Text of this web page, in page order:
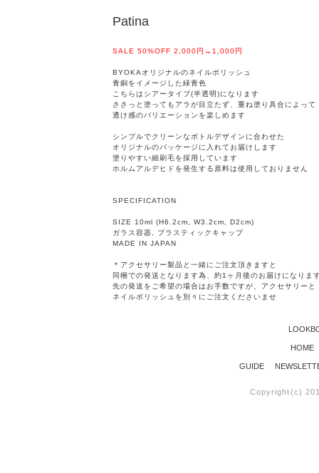
Patina
SALE 50%OFF 2,000円→1,000円
BYOKAオリジナルのネイルポリッシュ
青銅をイメージした緑青色
こちらはシアータイプ(半透明)になります
ささっと塗ってもアラが目立たず、重ね塗り具合によって
透け感のバリエーションを楽しめます
シンプルでクリーンなボトルデザインに合わせた
オリジナルのパッケージに入れてお届けします
塗りやすい細刷毛を採用しています
ホルムアルデヒドを発生する原料は使用しておりません
SPECIFICATION
SIZE 10ml (H6.2cm, W3.2cm, D2cm)
ガラス容器, プラスティックキャップ
MADE IN JAPAN
＊アクセサリー製品と一緒にご注文頂きますと
同梱での発送となります為、約1ヶ月後のお届けになりま
先の発送をご希望の場合はお手数ですが、アクセサリーと
ネイルポリッシュを別々にご注文くださいませ
HOME
GUIDE
Copyright(c)